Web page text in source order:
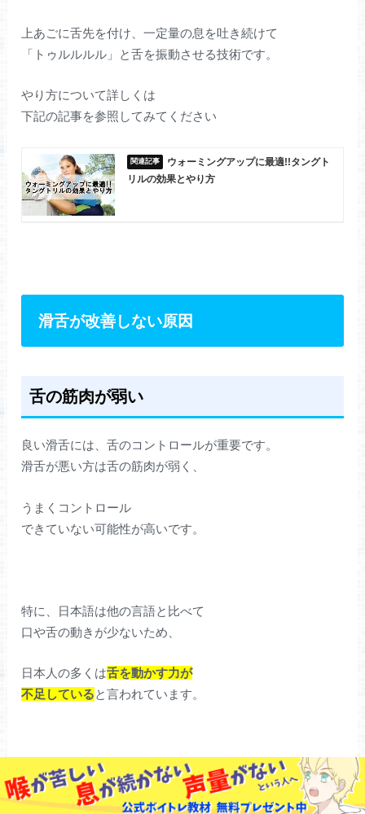
上あごに舌先を付け、一定量の息を吐き続けて
「トゥルルルル」と舌を振動させる技術です。
やり方について詳しくは
下記の記事を参照してみてください
ウォーミングアップに最適!!タングト
リルの効果とやり方
滑舌が改善しない原因
舌の筋肉が弱い
良い滑舌には、舌のコントロールが重要です。
滑舌が悪い方は舌の筋肉が弱く、
うまくコントロール
できていない可能性が高いです。
特に、日本語は他の言語と比べて
口や舌の動きが少ないため、
日本人の多くは舌を動かす力が
不足していると言われています。
舌の筋肉が緩んでいるか、
簡単にチェックする方法があります。